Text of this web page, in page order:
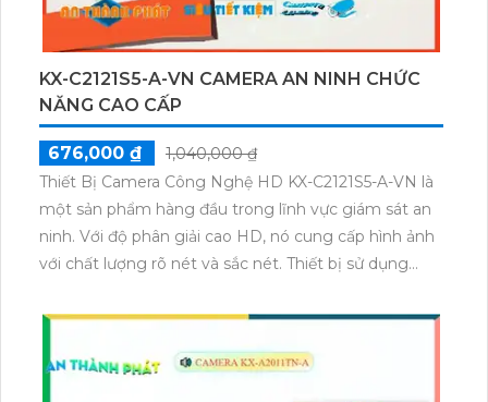
KX-C2121S5-A-VN CAMERA AN NINH CHỨC
NĂNG CAO CẤP
676,000 ₫
1,040,000 ₫
Thiết Bị Camera Công Nghệ HD KX-C2121S5-A-VN là
một sản phẩm hàng đầu trong lĩnh vực giám sát an
ninh. Với độ phân giải cao HD, nó cung cấp hình ảnh
với chất lượng rõ nét và sắc nét. Thiết bị sử dụng
theo lịch trình. Ngoài ra, nó có khả năng ghi âm và
xem từ xa qua ứng dụng điện thoại di động. Thiết bị
cũng được trang bị các tính năng bổ sung như phát